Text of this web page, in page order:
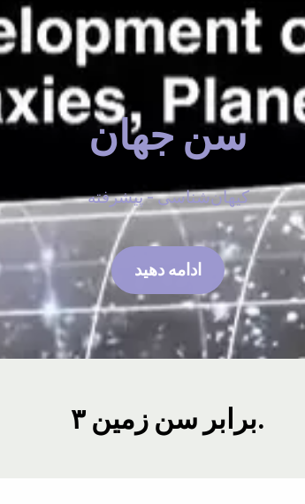
سن جهان
کیهان‌شناسی - پیشرفته
ادامه دهید
۳ برابر سن زمین.